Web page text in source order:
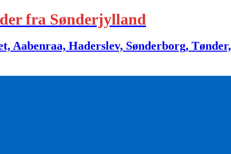
fra Sønderjylland
Haderslev, Sønderborg,